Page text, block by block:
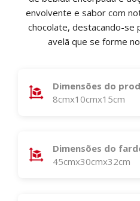
envolvente e sabor com
chocolate, destacando-se
avelã que se forme
Dimensões do
8cmx10cmx15cm
Dimensões do
45cmx30cmx32cm